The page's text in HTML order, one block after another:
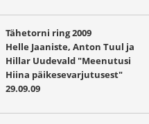
Tähetorni ring 2009
Helle Jaaniste, Anton Tuul ja
Hillar Uudevald "Meenutusi
Hiina päikesevarjutusest"
29.09.09